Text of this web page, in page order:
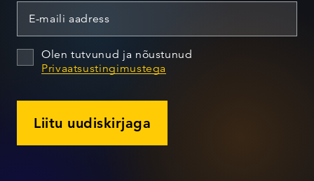
Olen tutvunud ja nõustunud
Privaatsustingimustega
Liitu uudiskirjaga